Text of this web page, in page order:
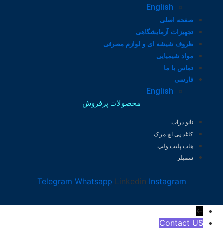
English
صفحه اصلی
تجهیزات آزمایشگاهی
ظروف شیشه ای و لوازم مصرفی
مواد شیمیایی
تماس با ما
فارسی
English
محصولات پرفروش
نانو ذرات
کاغذ پی اچ مرک
هات پلیت ولپ
سمپلر
Telegram Whatsapp Linkedin Instagram
←
Contact US